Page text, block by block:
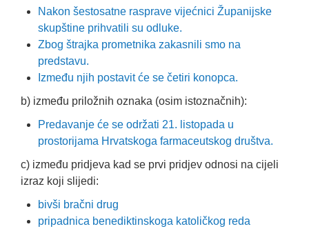
Nakon šestosatne rasprave vijećnici Županijske
skupštine prihvatili su odluke.
Zbog štrajka prometnika zakasnili smo na
predstavu.
Između njih postavit će se četiri konopca.
b) između priložnih oznaka (osim istoznačnih):
Predavanje će se održati 21. listopada u
prostorijama Hrvatskoga farmaceutskog društva.
c) između pridjeva kad se prvi pridjev odnosi na cijeli
izraz koji slijedi:
bivši bračni drug
pripadnica benediktinskoga katoličkog reda